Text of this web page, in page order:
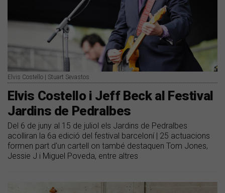
Elvis Costello | Stuart Sevastos
Elvis Costello i Jeff Beck al Festival
Jardins de Pedralbes
Del 6 de juny al 15 de juliol els Jardins de Pedralbes
acolliran la 6a edició del festival barceloní | 25 actuacions
formen part d'un cartell on també destaquen Tom Jones,
Jessie J i Miguel Poveda, entre altres